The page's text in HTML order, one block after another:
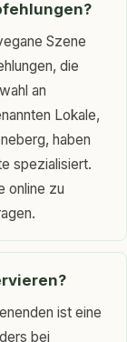
Szene
die
an
Lokale,
haben
spezialisiert.
online zu
ist eine
bei